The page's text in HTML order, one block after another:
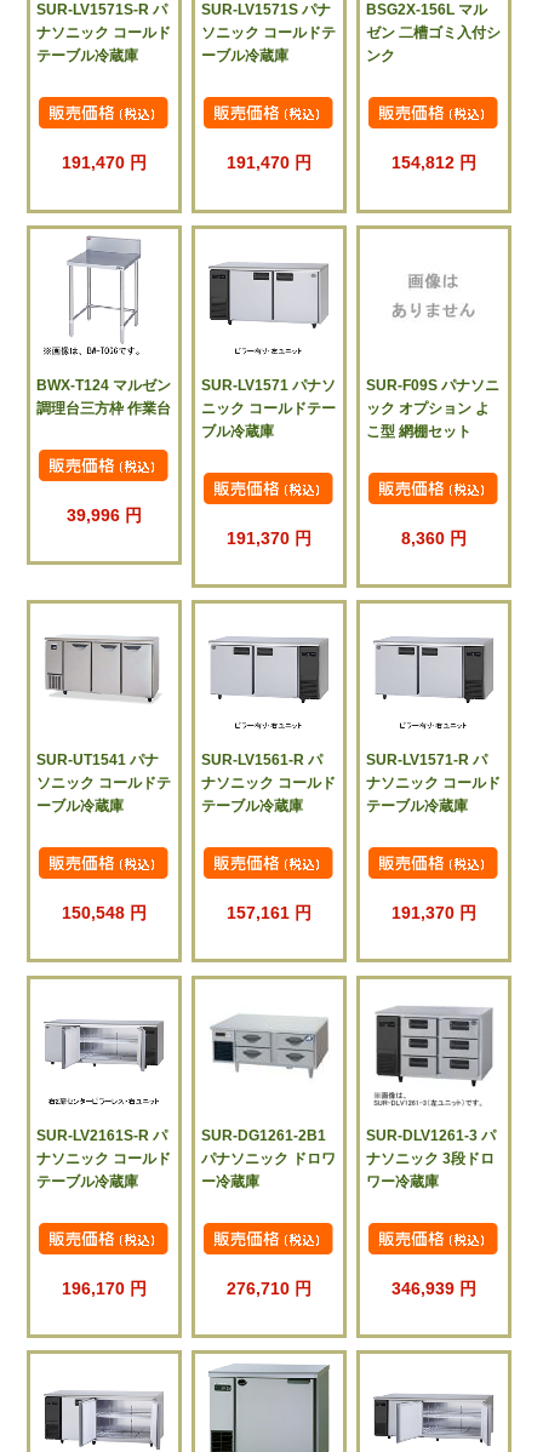
SUR-LV1571S-R パ
ナソニック コールド
テーブル冷蔵庫
191,470 円
SUR-LV1571S パナ
ソニック コールドテ
ーブル冷蔵庫
191,470 円
BSG2X-156L マル
ゼン 二槽ゴミ入付シ
ンク
154,812 円
BWX-T124 マルゼン
調理台三方枠 作業台
39,996 円
SUR-LV1571 パナソ
ニック コールドテー
ブル冷蔵庫
191,370 円
SUR-F09S パナソニ
ック オプション よ
こ型 網棚セット
8,360 円
SUR-UT1541 パナ
ソニック コールドテ
ーブル冷蔵庫
150,548 円
SUR-LV1561-R パ
ナソニック コールド
テーブル冷蔵庫
157,161 円
SUR-LV1571-R パ
ナソニック コールド
テーブル冷蔵庫
191,370 円
SUR-LV2161S-R パ
ナソニック コールド
テーブル冷蔵庫
196,170 円
SUR-DG1261-2B1
パナソニック ドロワ
ー冷蔵庫
276,710 円
SUR-DLV1261-3 パ
ナソニック 3段ドロ
ワー冷蔵庫
346,939 円